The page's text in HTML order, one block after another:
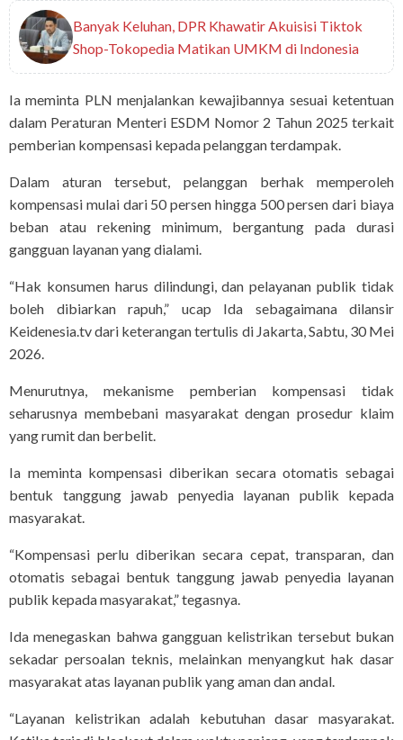
Banyak Keluhan, DPR Khawatir Akuisisi Tiktok
Shop-Tokopedia Matikan UMKM di Indonesia
Ia meminta PLN menjalankan kewajibannya sesuai ketentuan
dalam Peraturan Menteri ESDM Nomor 2 Tahun 2025 terkait
pemberian kompensasi kepada pelanggan terdampak.
Dalam aturan tersebut, pelanggan berhak memperoleh
kompensasi mulai dari 50 persen hingga 500 persen dari biaya
beban atau rekening minimum, bergantung pada durasi
gangguan layanan yang dialami.
“Hak konsumen harus dilindungi, dan pelayanan publik tidak
boleh dibiarkan rapuh,” ucap Ida sebagaimana dilansir
Keidenesia.tv dari keterangan tertulis di Jakarta, Sabtu, 30 Mei
2026.
Menurutnya, mekanisme pemberian kompensasi tidak
seharusnya membebani masyarakat dengan prosedur klaim
yang rumit dan berbelit.
Ia meminta kompensasi diberikan secara otomatis sebagai
bentuk tanggung jawab penyedia layanan publik kepada
masyarakat.
“Kompensasi perlu diberikan secara cepat, transparan, dan
otomatis sebagai bentuk tanggung jawab penyedia layanan
publik kepada masyarakat,” tegasnya.
Ida menegaskan bahwa gangguan kelistrikan tersebut bukan
sekadar persoalan teknis, melainkan menyangkut hak dasar
masyarakat atas layanan publik yang aman dan andal.
“Layanan kelistrikan adalah kebutuhan dasar masyarakat.